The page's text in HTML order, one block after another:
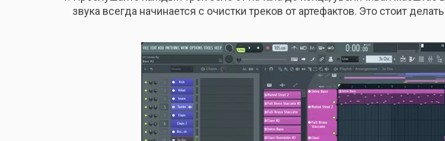
звука всегда начинается с очистки треков от артефактов. Это стоит